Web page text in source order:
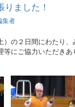
ました！
集者
の２日間にわたり
にご協力いただきあ